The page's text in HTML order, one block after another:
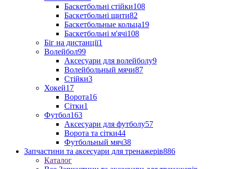
Баскетбольні стійки108
Баскетбольні щити82
Баскетбольные кольца19
Баскетбольні м'ячі108
Біг на дистанції1
Волейбол99
Аксесуари для волейболу9
Волейбольный мячи87
Стійки3
Хокей17
Ворота16
Сітки1
Футбол163
Аксесуари для футболу57
Ворота та сітки44
Футбольный мяч38
Запчастини та аксесуари для тренажерів886
Каталог